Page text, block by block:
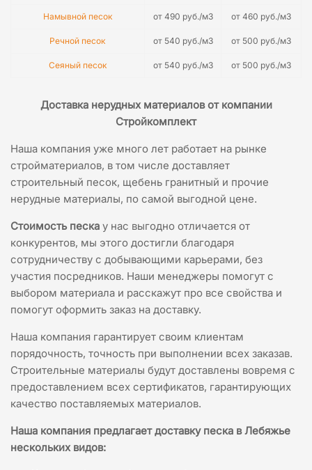
Намывной песок от 490 руб./м3 от 460 руб./м3
Речной песок от 540 руб./м3 от 500 руб./м3
Сеяный песок от 540 руб./м3 от 500 руб./м3
Доставка нерудных материалов от компании
Стройкомплект
Наша компания уже много лет работает на рынке
стройматериалов, в том числе доставляет
строительный песок, щебень гранитный и прочие
нерудные материалы, по самой выгодной цене.
Стоимость песка у нас выгодно отличается от
конкурентов, мы этого достигли благодаря
сотрудничеству с добывающими карьерами, без
участия посредников. Наши менеджеры помогут с
выбором материала и расскажут про все свойства и
помогут оформить заказ на доставку.
Наша компания гарантирует своим клиентам
порядочность, точность при выполнении всех заказав.
Строительные материалы будут доставлены вовремя с
предоставлением всех сертификатов, гарантирующих
качество поставляемых материалов.
Наша компания предлагает доставку песка в Лебяжье
нескольких видов: